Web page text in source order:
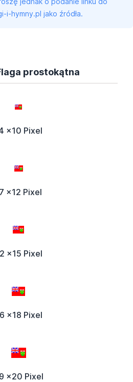
i-hymny.pl jako źródła.
prostokątna
x10 Pixel
x12 Pixel
x15 Pixel
x18 Pixel
x20 Pixel